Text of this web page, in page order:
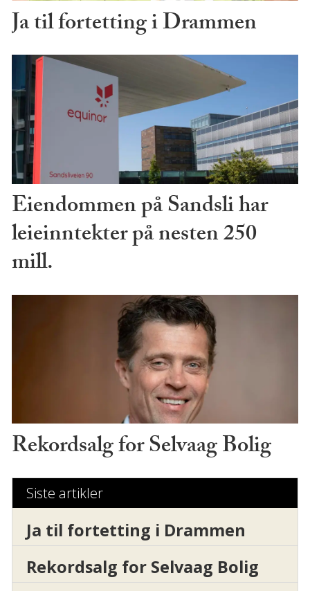
Ja til fortetting i Drammen
Eiendommen på Sandsli har
leieinntekter på nesten 250
mill.
Rekordsalg for Selvaag Bolig
Siste artikler
Ja til fortetting i Drammen
Rekordsalg for Selvaag Bolig